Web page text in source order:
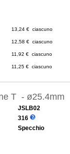
13,24 € ciascuno
12,58 € ciascuno
11,92 € ciascuno
11,25 € ciascuno
T - ø25.4mm
JSLB02
316
Specchio